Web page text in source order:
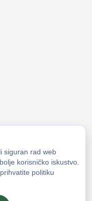
Sva prava zadržana
siguran rad web
korisničko iskustvo.
politiku